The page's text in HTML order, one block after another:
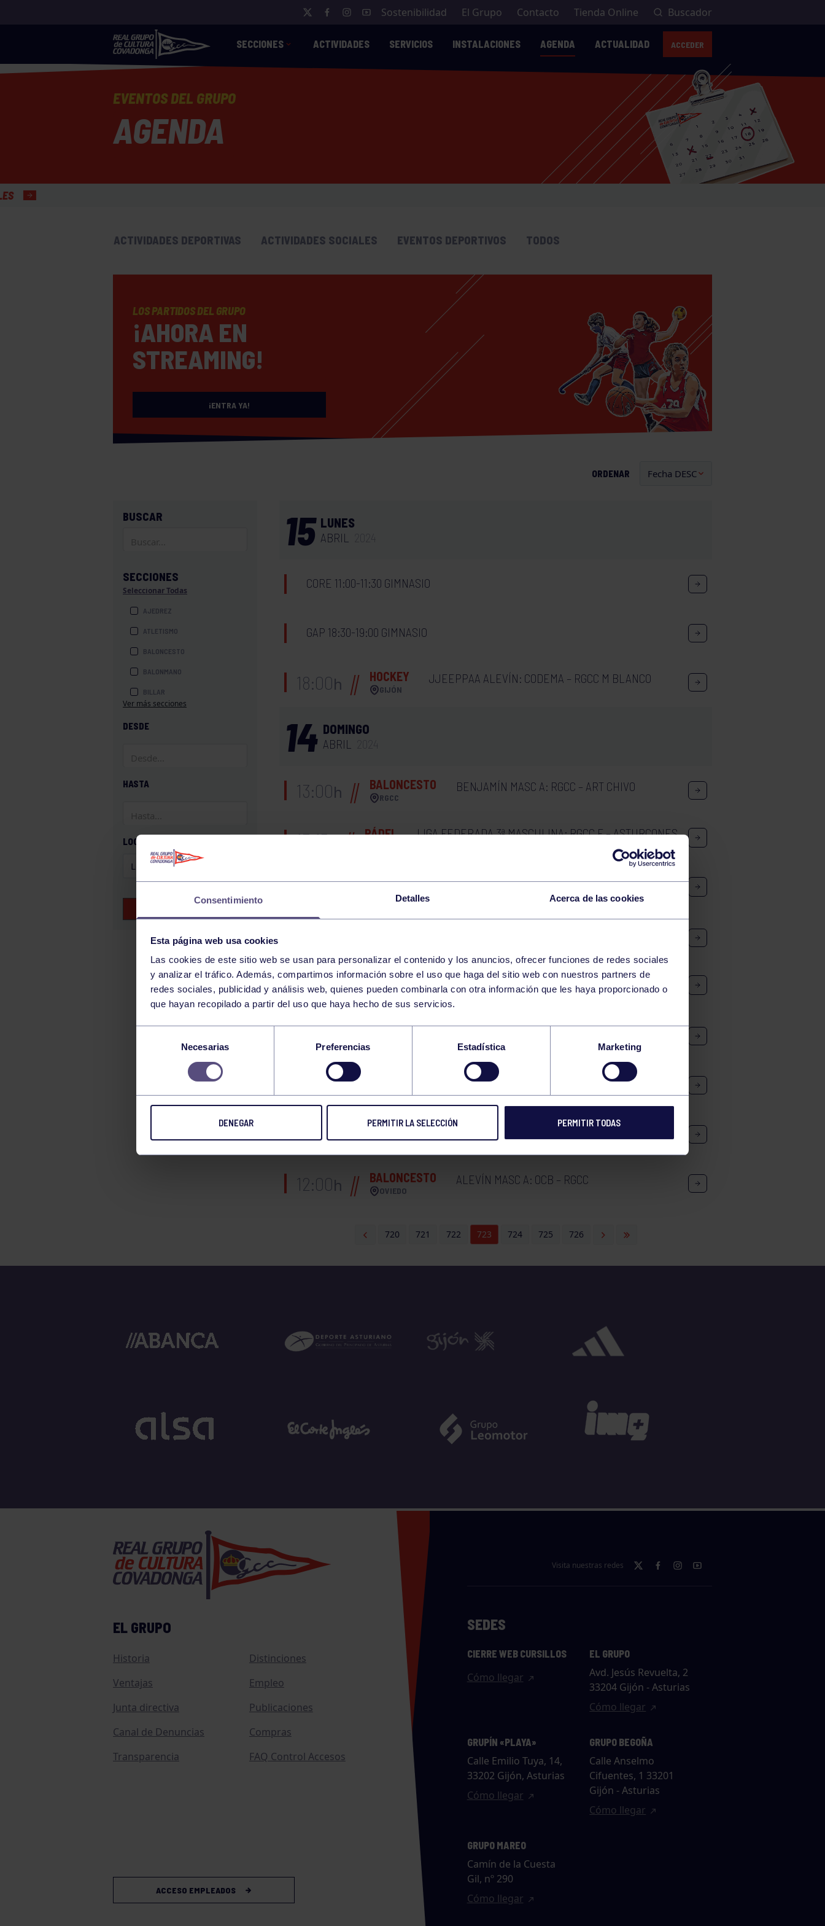
Consentimiento Detalles Acerca de las cookies
Esta página web usa cookies
Las cookies de este sitio web se usan para personalizar el contenido y los anuncios, ofrecer funciones de redes sociales
y analizar el tráfico. Además, compartimos información sobre el uso que haga del sitio web con nuestros partners de
redes sociales, publicidad y análisis web, quienes pueden combinarla con otra información que les haya proporcionado o
que hayan recopilado a partir del uso que haya hecho de sus servicios.
consentimiento
Necesarias Preferencias Estadística Marketing
DENEGAR PERMITIR LA SELECCIÓN PERMITIR TODAS
Sostenibilidad El Grupo Contacto Tienda Online Buscador
SECCIONES ACTIVIDADES SERVICIOS INSTALACIONES AGENDA ACTUALIDAD ACCEDER
EVENTOS DEL GRUPO
AGENDA
ACTIVIDADES DEPORTIVAS ACTIVIDADES SOCIALES EVENTOS DEPORTIVOS TODOS
LOS PARTIDOS DEL GRUPO
¡AHORA EN
STREAMING!
¡ENTRA YA!
ORDENAR
BUSCAR
SECCIONES
Seleccionar Todas
AJEDREZ
ATLETISMO
BALONCESTO
BALONMANO
BILLAR
BOXEO
GAF
GAM
HALTEROFILIA
MONTAÑA
NATACIÓN
SURF
TIRO CON ARCO
VELA
Ver más secciones
DESDE
HASTA
LOCALIZACIÓN
15 LUNES
ABRIL
CORE 11:00-11:30 GIMNASIO
GAP 18:30-19:00 GIMNASIO
18:00h HOCKEY
GIJÓN
JJEEPPAA ALEVÍN: CODEMA – RGCC M BLANCO
14 DOMINGO
ABRIL
13:00h BALONCESTO
RGCC
BENJAMÍN MASC A: RGCC – ART CHIVO
13:15h PÁDEL
LIGA FEDERADA 3ª MASCULINA: RGCC F – ASTURCONES
14:15 PÁDEL
LIGA FEDERADA 1ª MASCULINA: RGCC A – PAVIASTUR-
FUTSAMERES
17:15h PÁDEL
RGCC
LIGA FEDERADA 2ª FEMENINA: RGCC C – LA FRESNEDA
2.0
BALONCESTO
10:00h ALEVÍN A: C. INMACULADA – RGCC A
11:30h PÁDEL
LUGONES
LIGA FEDERADA 2ª MASCULINA: DRIVE PADEL – RGCC
12:00h BALONCESTO
OVIEDO
ALEVÍN MASC A: OCB – RGCC
720 721 722 723 724 725 726
EL GRUPO
Historia
Distinciones
Ventajas
Empleo
Junta directiva
Publicaciones
Canal de Denuncias
Compras
Transparencia
FAQ Control Accesos
ACCESO EMPLEADOS
Visita nuestras redes
SEDES
CIERRE WEB CURSILLOS
Cómo llegar
EL GRUPO
Avd. Jesús Revuelta, 2
33204 Gijón - Asturias
Cómo llegar
GRUPÍN «PLAYA»
Calle Emilio Tuya, 14,
33202 Gijón, Asturias
Cómo llegar
GRUPO BEGOÑA
Calle Anselmo
Cifuentes, 1 33201
Gijón - Asturias
Cómo llegar
GRUPO MAREO
Camín de la Cuesta
Gil, nº 290
Cómo llegar